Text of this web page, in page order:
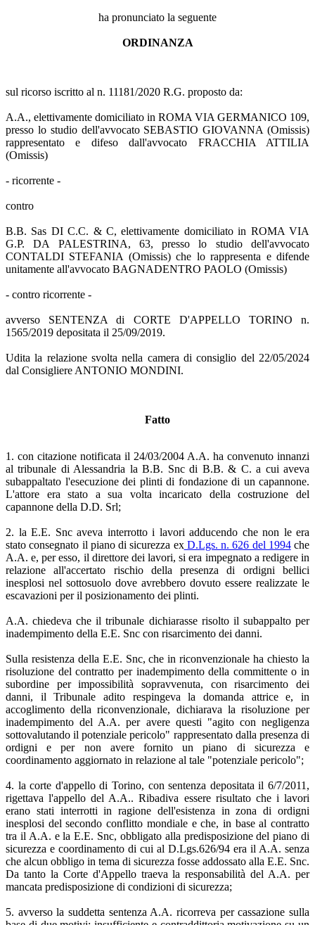
ha pronunciato la seguente
ORDINANZA
sul ricorso iscritto al n. 11181/2020 R.G. proposto da:
A.A., elettivamente domiciliato in ROMA VIA GERMANICO 109,
presso lo studio dell'avvocato SEBASTIO GIOVANNA (Omissis)
rappresentato e difeso dall'avvocato FRACCHIA ATTILIA
(Omissis)
- ricorrente -
contro
B.B. Sas DI C.C. & C, elettivamente domiciliato in ROMA VIA
G.P. DA PALESTRINA, 63, presso lo studio dell'avvocato
CONTALDI STEFANIA (Omissis) che lo rappresenta e difende
unitamente all'avvocato BAGNADENTRO PAOLO (Omissis)
- contro ricorrente -
avverso SENTENZA di CORTE D'APPELLO TORINO n.
1565/2019 depositata il 25/09/2019.
Udita la relazione svolta nella camera di consiglio del 22/05/2024
dal Consigliere ANTONIO MONDINI.
Fatto
1. con citazione notificata il 24/03/2004 A.A. ha convenuto innanzi
al tribunale di Alessandria la B.B. Snc di B.B. & C. a cui aveva
subappaltato l'esecuzione dei plinti di fondazione di un capannone.
L'attore era stato a sua volta incaricato della costruzione del
capannone della D.D. Srl;
2. la E.E. Snc aveva interrotto i lavori adducendo che non le era
stato consegnato il piano di sicurezza exD.Lgs. n. 626 del 1994che
A.A. e, per esso, il direttore dei lavori, si era impegnato a redigere in
relazione all'accertato rischio della presenza di ordigni bellici
inesplosi nel sottosuolo dove avrebbero dovuto essere realizzate le
escavazioni per il posizionamento dei plinti.
A.A. chiedeva che il tribunale dichiarasse risolto il subappalto per
inadempimento della E.E. Snc con risarcimento dei danni.
Sulla resistenza della E.E. Snc, che in riconvenzionale ha chiesto la
risoluzione del contratto per inadempimento della committente o in
subordine per impossibilità sopravvenuta, con risarcimento dei
danni, il Tribunale adito respingeva la domanda attrice e, in
accoglimento della riconvenzionale, dichiarava la risoluzione per
inadempimento del A.A. per avere questi "agito con negligenza
sottovalutando il potenziale pericolo" rappresentato dalla presenza di
ordigni e per non avere fornito un piano di sicurezza e
coordinamento aggiornato in relazione al tale "potenziale pericolo";
4. la corte d'appello di Torino, con sentenza depositata il 6/7/2011,
rigettava l'appello del A.A.. Ribadiva essere risultato che i lavori
erano stati interrotti in ragione dell'esistenza in zona di ordigni
inesplosi del secondo conflitto mondiale e che, in base al contratto
tra il A.A. e la E.E. Snc, obbligato alla predisposizione del piano di
sicurezza e coordinamento di cui al D.Lgs.626/94 era il A.A. senza
che alcun obbligo in tema di sicurezza fosse addossato alla E.E. Snc.
Da tanto la Corte d'Appello traeva la responsabilità del A.A. per
mancata predisposizione di condizioni di sicurezza;
5. avverso la suddetta sentenza A.A. ricorreva per cassazione sulla